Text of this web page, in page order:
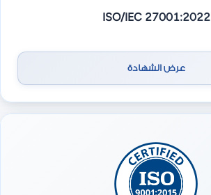
ISO/IEC 27001:2022
عرض الشهادة